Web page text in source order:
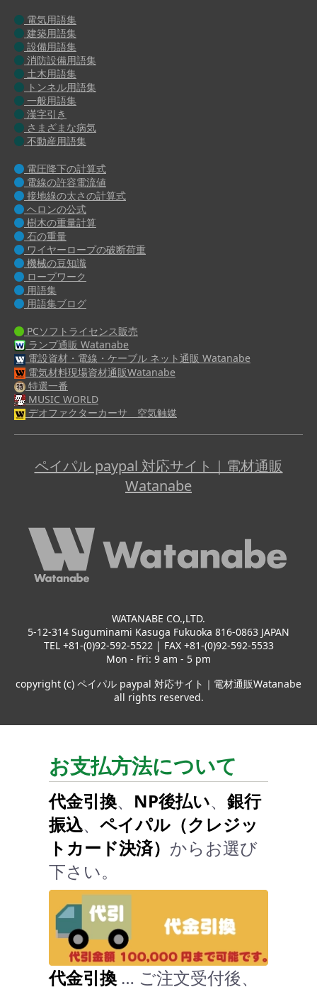
電気用語集
建築用語集
設備用語集
消防設備用語集
土木用語集
トンネル用語集
一般用語集
漢字引き
さまざまな病気
不動産用語集
電圧降下の計算式
電線の許容電流値
接地線の太さの計算式
ヘロンの公式
樹木の重量計算
石の重量
ワイヤーロープの破断荷重
機械の豆知識
ロープワーク
用語集
用語集ブログ
PCソフトライセンス販売
ランプ通販 Watanabe
電設資材・電線・ケーブル ネット通販 Watanabe
電気材料現場資材通販Watanabe
特選一番
MUSIC WORLD
デオファクターカーサ 空気触媒
ペイパル paypal 対応サイト｜電材通販
Watanabe
WATANABE CO.,LTD.
5-12-314 Suguminami Kasuga Fukuoka 816-0863 JAPAN
TEL +81-(0)92-592-5522 | FAX +81-(0)92-592-5533
Mon - Fri: 9 am - 5 pm
copyright (c) ペイパル paypal 対応サイト｜電材通販Watanabe
all rights reserved.
お支払方法について
代金引換、 NP後払い、 銀行
振込、 ペイパル（クレジッ
トカード決済） からお選び
下さい。
代金引換 … ご注文受付後、